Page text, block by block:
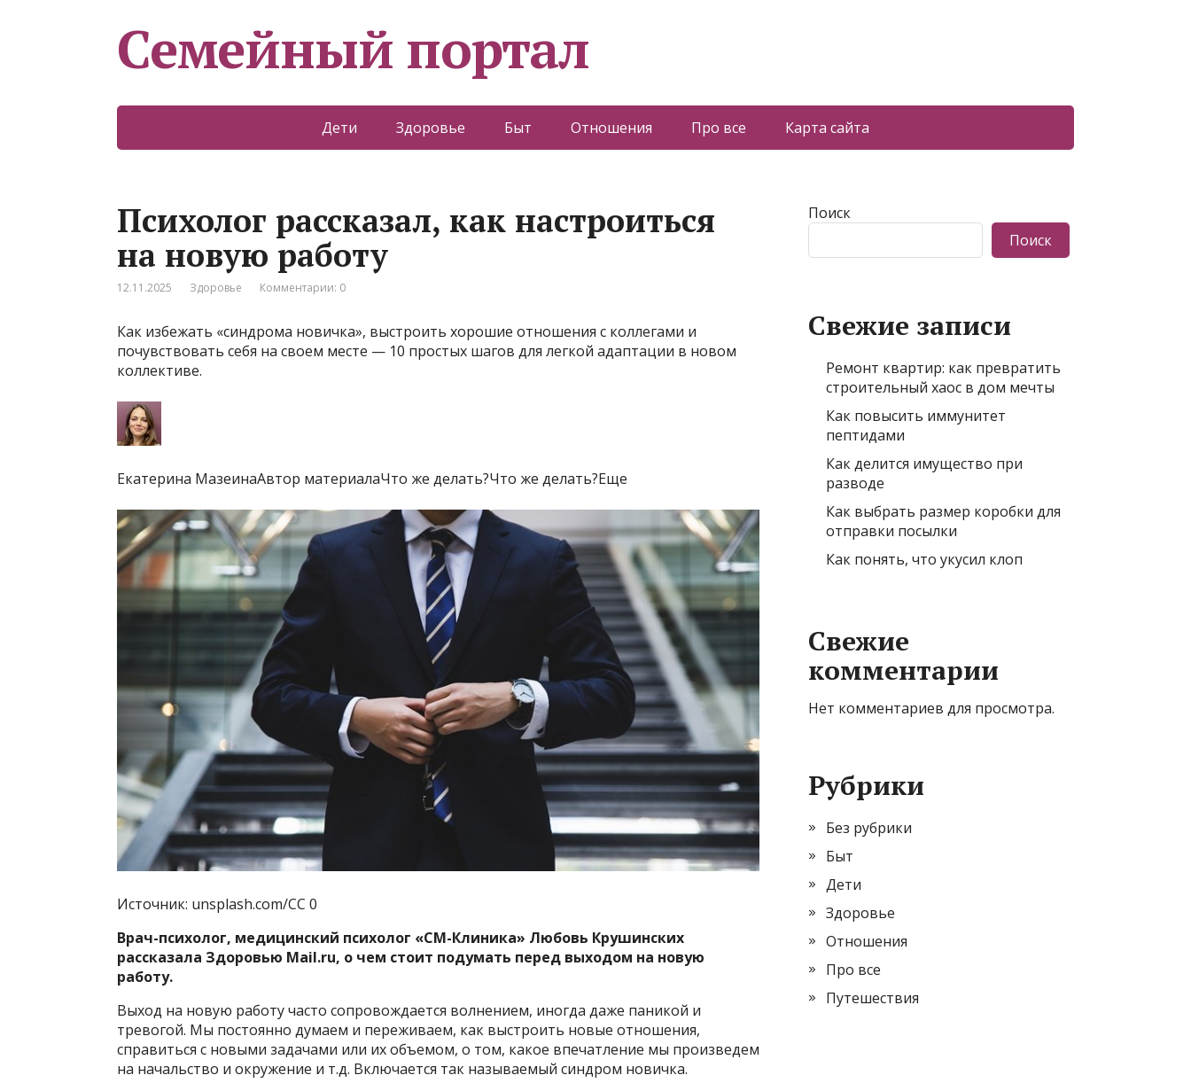
Семейный портал
Дети Здоровье Быт Отношения Про все Карта сайта
Психолог рассказал, как настроиться
на новую работу
12.11.2025 Здоровье Комментарии: 0
Как избежать «синдрома новичка», выстроить хорошие отношения с коллегами и
почувствовать себя на своем месте — 10 простых шагов для легкой адаптации в новом
коллективе.
Екатерина МазеинаАвтор материалаЧто же делать?Что же делать?Еще
Источник: unsplash.com/CC 0
Врач-психолог, медицинский психолог «СМ-Клиника» Любовь Крушинских
рассказала Здоровью Mail.ru, о чем стоит подумать перед выходом на новую
работу.
Выход на новую работу часто сопровождается волнением, иногда даже паникой и
тревогой. Мы постоянно думаем и переживаем, как выстроить новые отношения,
справиться с новыми задачами или их объемом, о том, какое впечатление мы произведем
на начальство и окружение и т.д. Включается так называемый синдром новичка.
Поиск
Поиск
Свежие записи
Ремонт квартир: как превратить
строительный хаос в дом мечты
Как повысить иммунитет
пептидами
Как делится имущество при
разводе
Как выбрать размер коробки для
отправки посылки
Как понять, что укусил клоп
Свежие
комментарии
Нет комментариев для просмотра.
Рубрики
Без рубрики
Быт
Дети
Здоровье
Отношения
Про все
Путешествия